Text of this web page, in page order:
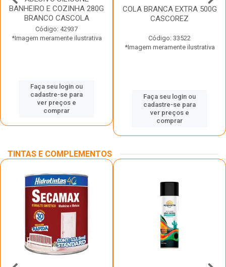
BANHEIRO E COZINHA 280G
BRANCO CASCOLA
Código: 42937
*Imagem meramente ilustrativa
Faça seu login ou
cadastre-se para
ver preços e
comprar
COLA BRANCA EXTRA 500G
CASCOREZ
Código: 33522
*Imagem meramente ilustrativa
Faça seu login ou
cadastre-se para
ver preços e
comprar
TINTAS E COMPLEMENTOS